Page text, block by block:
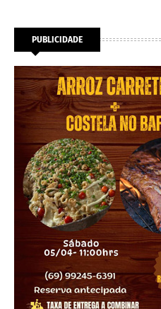
PUBLICIDADE